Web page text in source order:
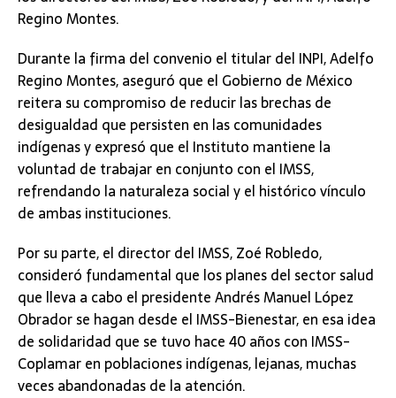
Regino Montes.
Durante la firma del convenio el titular del INPI, Adelfo
Regino Montes, aseguró que el Gobierno de México
reitera su compromiso de reducir las brechas de
desigualdad que persisten en las comunidades
indígenas y expresó que el Instituto mantiene la
voluntad de trabajar en conjunto con el IMSS,
refrendando la naturaleza social y el histórico vínculo
de ambas instituciones.
Por su parte, el director del IMSS, Zoé Robledo,
consideró fundamental que los planes del sector salud
que lleva a cabo el presidente Andrés Manuel López
Obrador se hagan desde el IMSS-Bienestar, en esa idea
de solidaridad que se tuvo hace 40 años con IMSS-
Coplamar en poblaciones indígenas, lejanas, muchas
veces abandonadas de la atención.